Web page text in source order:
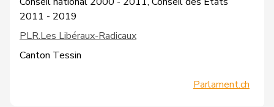
2011 - 2019
PLR.Les Libéraux-Radicaux
Canton Tessin
Parlament.ch